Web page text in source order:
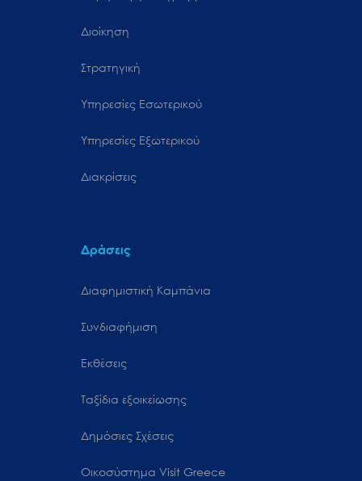
Διοίκηση
Στρατηγική
Υπηρεσίες Εσωτερικού
Υπηρεσίες Εξωτερικού
Διακρίσεις
Δράσεις
Διαφημιστική Καμπάνια
Συνδιαφήμιση
Εκθέσεις
Ταξίδια εξοικείωσης
Δημόσιες Σχέσεις
Oικοσύστημα Visit Greece